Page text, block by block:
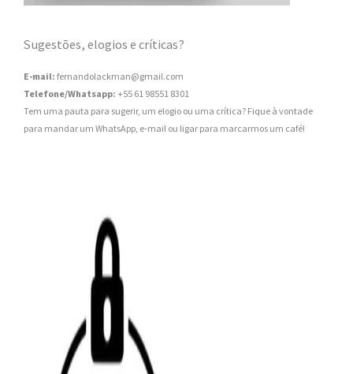
Sugestões, elogios e críticas?
E-mail: fernandolackman@gmail.com
Telefone/Whatsapp: +55 61 98551 8301
Tem uma pauta para sugerir, um elogio ou uma crítica? Fique à vontade
para mandar um WhatsApp, e-mail ou ligar para marcarmos um café!